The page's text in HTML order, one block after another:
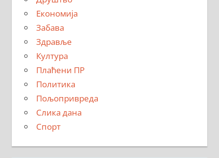
Економија
Забава
Здравље
Култура
Плаћени ПР
Политика
Пољопривреда
Слика дана
Спорт